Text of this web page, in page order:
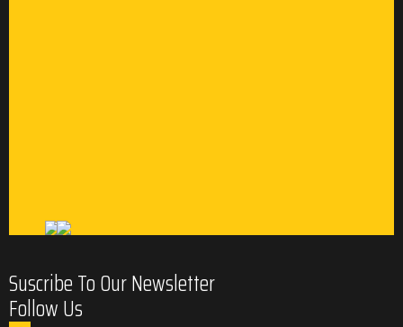
Suscribe To Our Newsletter
Follow Us